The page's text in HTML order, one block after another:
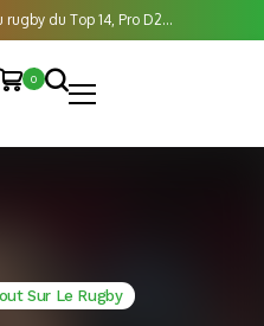
du Top 14, Pro D2...
0
Sur Le Rugby